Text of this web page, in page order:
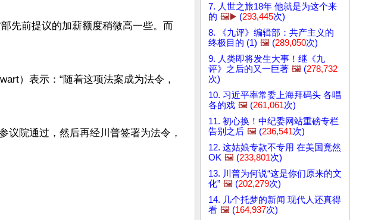
先前提议的加薪额度稍微高一些。而
）表示：“随着这项法案成为法令，
议院通过，然后再经川普签署为法令，
7. 人世之旅18年 他就是为这个来
的 🖼️▶️ (293,445次)
8. 《九评》编辑部：共产主义的
终极目的 (1) 🖼️ (289,050次)
9. 人类即将发生大事！继《九
评》之后的又一巨著 🖼️ (278,732
次)
10. 习近平率常委上海拜码头 各唱
各的戏 🖼️ (261,061次)
11. 初心换！中纪委网站重磅专栏
告别之后 🖼️ (236,541次)
12. 这姑娘专款不专用 在美国竟然
OK 🖼️ (233,801次)
13. 川普为何说“这是你们原来的文
化” 🖼️ (202,279次)
14. 几个托梦的新闻 现代人还真得
看 🖼️ (164,937次)